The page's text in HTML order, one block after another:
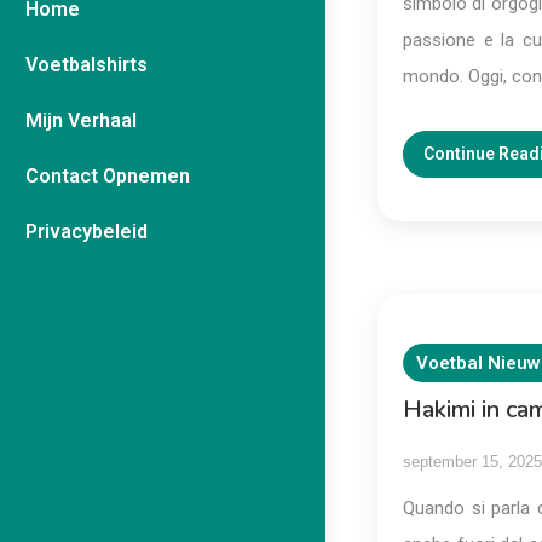
Home
Voetbalshirts
Mijn Verhaal
Contact Opnemen
Privacybeleid
passione e la
mondo. Oggi,
Continue
Voetbal
Hakimi in
september 15, 2025
Quando si parla